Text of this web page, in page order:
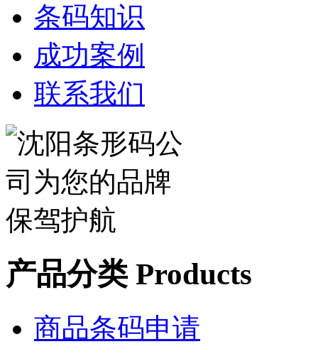
条码知识
成功案例
联系我们
产品分类 Products
商品条码申请